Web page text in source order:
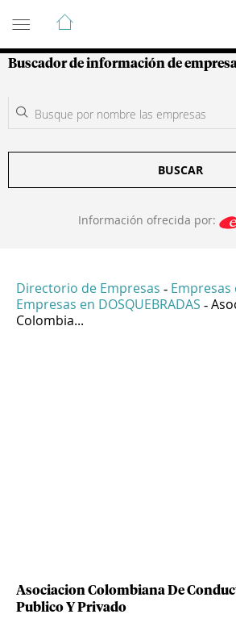
Guía de Empresas
Buscador de información de
BUSCAR
Información ofrecida por:
Directorio de Empresas - Empresas
Empresas en DOSQUEBRADAS -
Colombia...
Asociacion Colombiana De
Publico Y Privado